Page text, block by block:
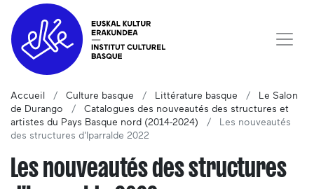
Accueil Culture basque Littérature basque
Le Salon
de Durango
Catalogues des nouveautés des structures et
artistes du Pays Basque nord (2014-2024)
Les nouveautés
des structures d'Iparralde 2022
Les nouveautés des structures